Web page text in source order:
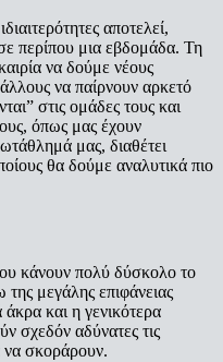
αποτελεί,
περίπου μια εβδομάδα. Τη
να δούμε νέους
να παίρνουν αρκετό
στις ομάδες τους και
όπως μας έχουν
μας, διαθέτει
θα δούμε αναλυτικά πιο
κάνουν πολύ δύσκολο το
μεγάλης επιφάνειας
και η γενικότερα
σχεδόν αδύνατες τις
να σκοράρουν.